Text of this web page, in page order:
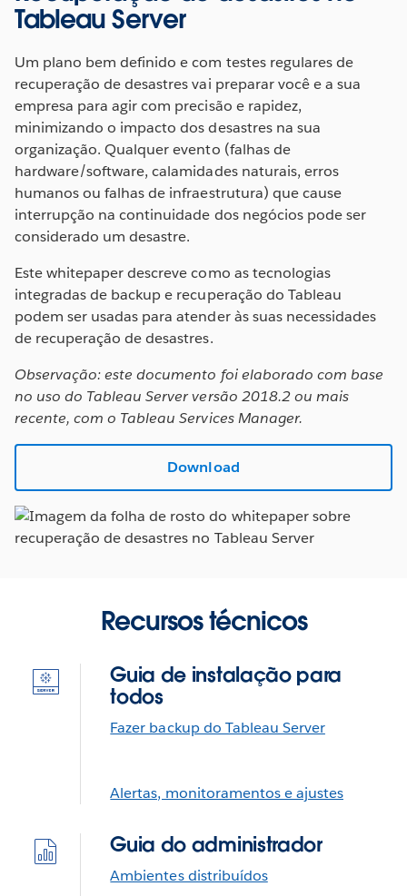
Tableau Server
Um plano bem definido e com testes regulares de
recuperação de desastres vai preparar você e a sua
empresa para agir com precisão e rapidez,
minimizando o impacto dos desastres na sua
organização. Qualquer evento (falhas de
hardware/software, calamidades naturais, erros
humanos ou falhas de infraestrutura) que cause
interrupção na continuidade dos negócios pode ser
considerado um desastre.
Este whitepaper descreve como as tecnologias
integradas de backup e recuperação do Tableau
podem ser usadas para atender às suas necessidades
de recuperação de desastres.
Observação: este documento foi elaborado com base
no uso do Tableau Server versão 2018.2 ou mais
recente, com o Tableau Services Manager.
Download
Recursos técnicos
Guia de instalação para
todos
Fazer backup do Tableau Server
Alertas, monitoramentos e ajustes
Guia do administrador
Ambientes distribuídos